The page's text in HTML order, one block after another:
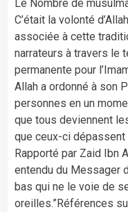
Le Nombre de
C’était la volonté
associée à cette
narrateurs à travers le
permanente pour
Allah a ordonné à son
personnes en un
que tous deviennent
que ceux-ci
Rapporté par Zaid Ibn
entendu du Messager
bas qui ne le voie de
oreilles.”Références